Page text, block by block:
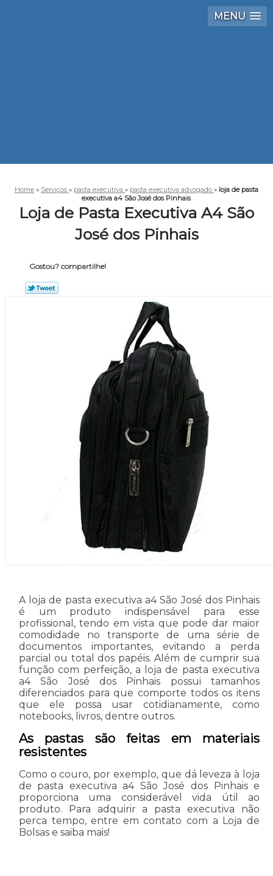
MENU
Home » Serviços » pasta executiva » pasta executiva advogado » loja de pasta
executiva a4 São José dos Pinhais
Loja de Pasta Executiva A4 São
José dos Pinhais
Gostou? compartilhe!
A loja de pasta executiva a4 São José dos Pinhais
é um produto indispensável para esse
profissional, tendo em vista que pode dar maior
comodidade no transporte de uma série de
documentos importantes, evitando a perda
parcial ou total dos papéis. Além de cumprir sua
função com perfeição, a loja de pasta executiva
a4 São José dos Pinhais possui tamanhos
diferenciados para que comporte todos os itens
que ele possa usar cotidianamente, como
notebooks, livros, dentre outros.
As pastas são feitas em materiais
resistentes
Como o couro, por exemplo, que dá leveza à loja
de pasta executiva a4 São José dos Pinhais e
proporciona uma considerável vida útil ao
produto. Para adquirir a pasta executiva não
perca tempo, entre em contato com a Loja de
Bolsas e saiba mais!